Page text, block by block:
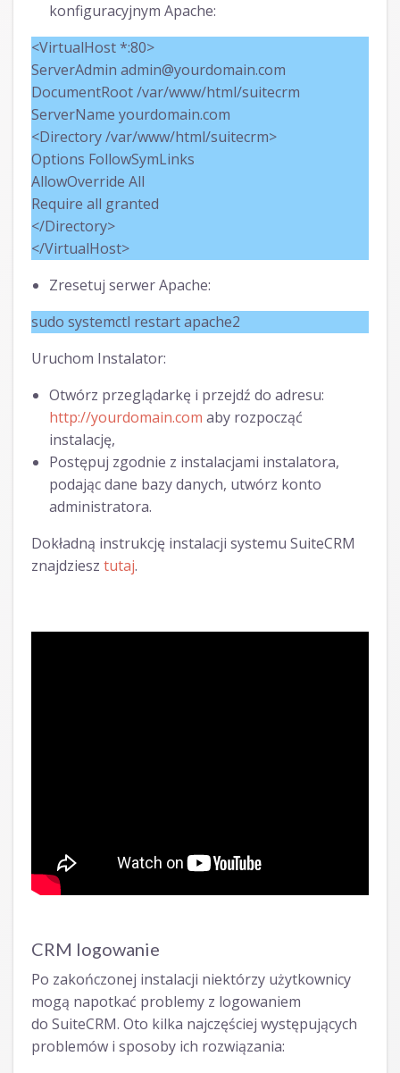
konfiguracyjnym Apache:
<VirtualHost *:80>
ServerAdmin admin@yourdomain.com
DocumentRoot /var/www/html/suitecrm
ServerName yourdomain.com
<Directory /var/www/html/suitecrm>
Options FollowSymLinks
AllowOverride All
Require all granted
</Directory>
</VirtualHost>
Zresetuj serwer Apache:
sudo systemctl restart apache2
Uruchom Instalator:
Otwórz przeglądarkę i przejdź do adresu:
http://yourdomain.com aby rozpocząć
instalację,
Postępuj zgodnie z instalacjami instalatora,
podając dane bazy danych, utwórz konto
administratora.
Dokładną instrukcję instalacji systemu SuiteCRM
znajdziesz tutaj.
CRM logowanie
Po zakończonej instalacji niektórzy użytkownicy
mogą napotkać problemy z logowaniem
do SuiteCRM. Oto kilka najczęściej występujących
problemów i sposoby ich rozwiązania: